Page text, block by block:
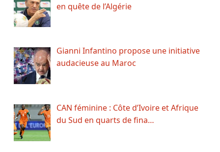
en quête de l’Algérie
Gianni Infantino propose une initiative
audacieuse au Maroc
CAN féminine : Côte d’Ivoire et Afrique
du Sud en quarts de fina…